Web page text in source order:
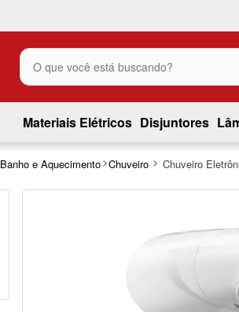
O que você está buscando?
Materiais Elétricos Disjuntores
Banho e Aquecimento Chuveiro Chuveiro